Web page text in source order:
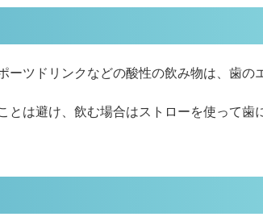
ーツドリンクなどの酸性の飲み物は、歯の
とは避け、飲む場合はストローを使って